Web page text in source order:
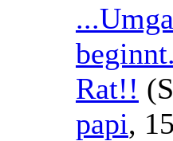
Rat!!
papi,